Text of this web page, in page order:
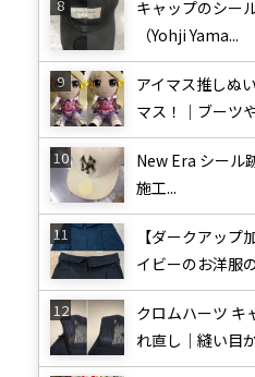
キャップのシー
（Yohji Yama...
アイマス推しぬ
マス！｜ブーツ
New Era シール
施工...
【ダークアップ
イビーのお洋服
クロムハーツ キ
れ直し｜縫い目